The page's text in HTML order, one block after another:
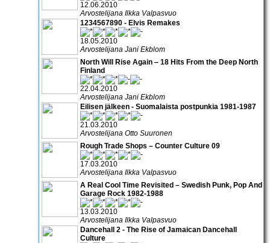
12.06.2010
Arvostelijana Ilkka Valpasvuo
1234567890 - Elvis Remakes
18.05.2010
Arvostelijana Jani Ekblom
North Will Rise Again ‒ 18 Hits From the Deep North
Finland
22.04.2010
Arvostelijana Jani Ekblom
Eilisen jälkeen - Suomalaista postpunkia 1981-1987
21.03.2010
Arvostelijana Otto Suuronen
Rough Trade Shops – Counter Culture 09
17.03.2010
Arvostelijana Ilkka Valpasvuo
A Real Cool Time Revisited – Swedish Punk, Pop And
Garage Rock 1982-1988
13.03.2010
Arvostelijana Ilkka Valpasvuo
Dancehall 2 - The Rise of Jamaican Dancehall
Culture